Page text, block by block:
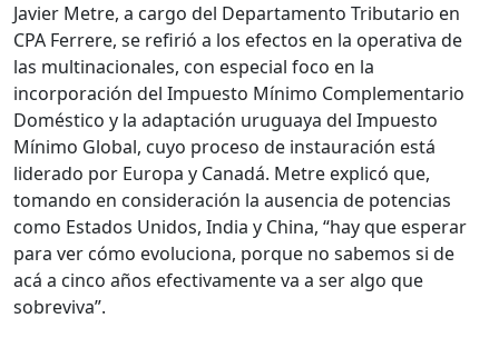
Javier Metre, a cargo del Departamento Tributario en
CPA Ferrere, se refirió a los efectos en la operativa de
las multinacionales, con especial foco en la
incorporación del Impuesto Mínimo Complementario
Doméstico y la adaptación uruguaya del Impuesto
Mínimo Global, cuyo proceso de instauración está
liderado por Europa y Canadá. Metre explicó que,
tomando en consideración la ausencia de potencias
como Estados Unidos, India y China, “hay que esperar
para ver cómo evoluciona, porque no sabemos si de
acá a cinco años efectivamente va a ser algo que
sobreviva”.